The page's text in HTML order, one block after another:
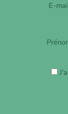
E-